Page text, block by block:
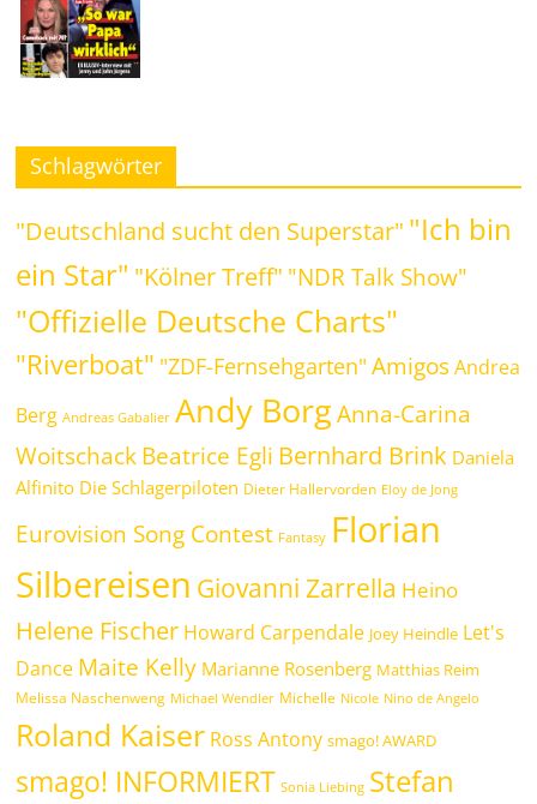
Schlagwörter
"Deutschland sucht den Superstar" "Ich bin
ein Star" "Kölner Treff" "NDR Talk Show"
"Offizielle Deutsche Charts"
"Riverboat" "ZDF-Fernsehgarten" Amigos Andrea
Berg Andreas Gabalier Andy Borg Anna-Carina
WoitschackBeatrice Egli Bernhard Brink Daniela
Alfinito Die Schlagerpiloten Dieter Hallervorden Eloy de Jong
Eurovision Song Contest Fantasy Florian
Silbereisen Giovanni Zarrella Heino
Helene Fischer Howard Carpendale Joey Heindle Let's
Dance Maite Kelly Marianne Rosenberg Matthias Reim
Melissa Naschenweng Michael Wendler Michelle Nicole Nino de Angelo
Roland Kaiser Ross Antony smago! AWARD
smago! INFORMIERT Sonia Liebing Stefan